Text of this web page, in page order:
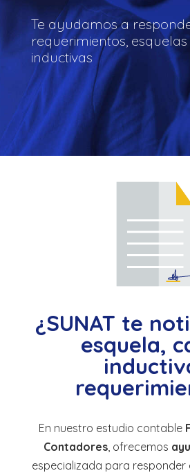
Te ayudamos a
requerimientos,
inductivas
¿SUNAT te
esquela,
En nuestro estudio contable
Contadores, ofrecemos
especializada para responder